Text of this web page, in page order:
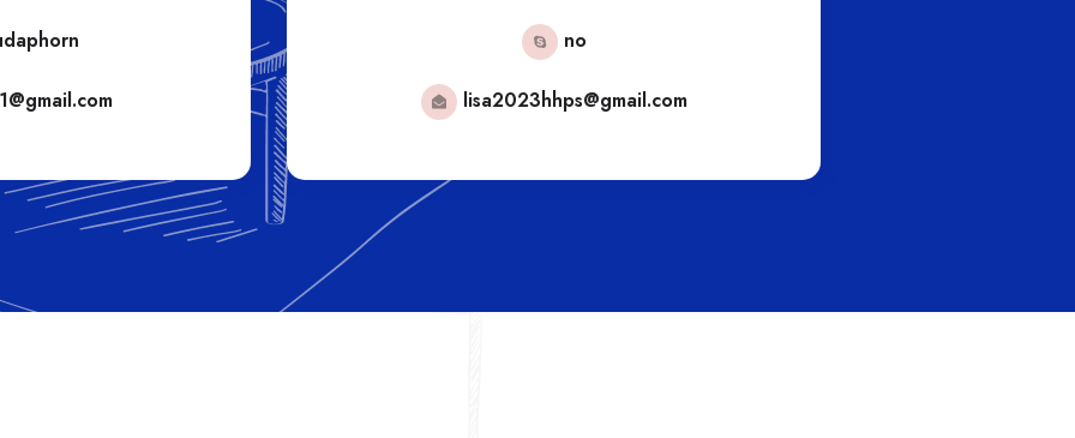
No
tong.hhps2025@gmail.com